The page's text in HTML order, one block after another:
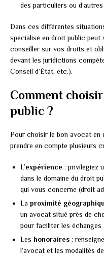
des particuliers ou
Dans ces différentes
spécialisé en droit public peut
conseiller sur vos droits et
devant les juridictions
Conseil d’État, etc.).
Comment
public ?
Pour choisir le bon avocat en
prendre en compte plusieurs
L’expérience : privilégiez
dans le domaine du droit
qui vous concerne (droit
La proximité
un avocat situé près de
pour faciliter les échanges
Leshonoraires :
l’avocat et les modalités